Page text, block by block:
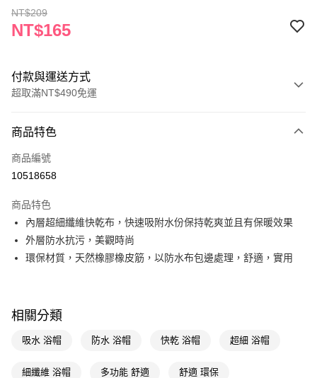
NT$209
NT$165
付款與運送方式
超取滿NT$490免運
POYA支付
信用卡一次付款
LINE Pay
Apple Pay
Google Pay
相關說明
商品特色
商品編號
10518658
商品特色
內層超細纖維快乾布，快速吸附水份保持乾爽並且有保暖效果
外層防水抗污，美觀時尚
環保材質，天然橡膠橡皮筋，以防水布包邊處理，舒適，實用
相關分類
吸水 浴帽 防水 浴帽 快乾 浴帽 超細 浴帽
細纖維 浴帽 多功能 舒適 舒適 環保